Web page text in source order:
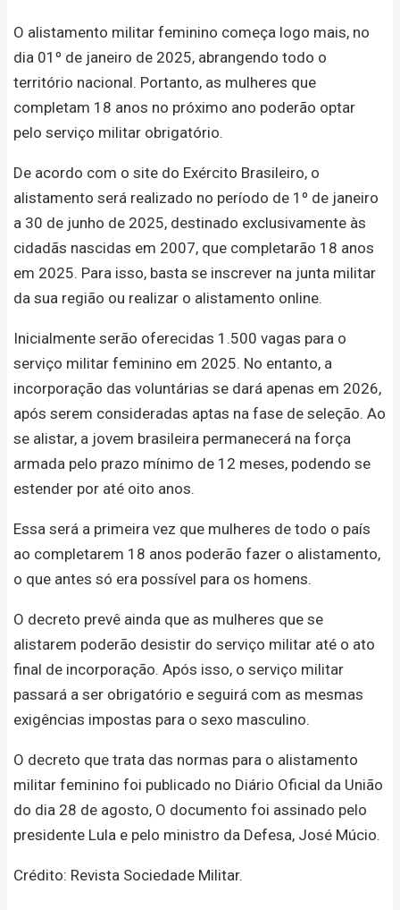
O alistamento militar feminino começa logo mais, no
dia 01º de janeiro de 2025, abrangendo todo o
território nacional. Portanto, as mulheres que
completam 18 anos no próximo ano poderão optar
pelo serviço militar obrigatório.
De acordo com o site do Exército Brasileiro, o
alistamento será realizado no período de 1º de janeiro
a 30 de junho de 2025, destinado exclusivamente às
cidadãs nascidas em 2007, que completarão 18 anos
em 2025. Para isso, basta se inscrever na junta militar
da sua região ou realizar o alistamento online.
Inicialmente serão oferecidas 1.500 vagas para o
serviço militar feminino em 2025. No entanto, a
incorporação das voluntárias se dará apenas em 2026,
após serem consideradas aptas na fase de seleção. Ao
se alistar, a jovem brasileira permanecerá na força
armada pelo prazo mínimo de 12 meses, podendo se
estender por até oito anos.
Essa será a primeira vez que mulheres de todo o país
ao completarem 18 anos poderão fazer o alistamento,
o que antes só era possível para os homens.
O decreto prevê ainda que as mulheres que se
alistarem poderão desistir do serviço militar até o ato
final de incorporação. Após isso, o serviço militar
passará a ser obrigatório e seguirá com as mesmas
exigências impostas para o sexo masculino.
O decreto que trata das normas para o alistamento
militar feminino foi publicado no Diário Oficial da União
do dia 28 de agosto, O documento foi assinado pelo
presidente Lula e pelo ministro da Defesa, José Múcio.
Crédito: Revista Sociedade Militar.